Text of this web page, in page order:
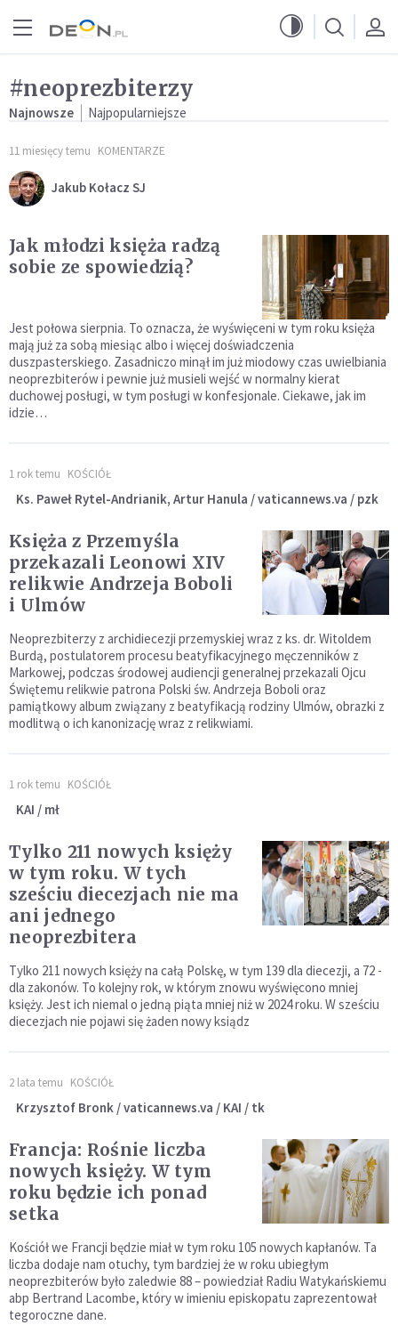
#neoprezbiterzy
Najnowsze Najpopularniejsze
11 miesięcy temu KOMENTARZE
Jakub Kołacz SJ
Jak młodzi księża radzą
sobie ze spowiedzią?
Jest połowa sierpnia. To oznacza, że wyświęceni w tym roku księża
mają już za sobą miesiąc albo i więcej doświadczenia
duszpasterskiego. Zasadniczo minął im już miodowy czas uwielbiania
neoprezbiterów i pewnie już musieli wejść w normalny kierat
duchowej posługi, w tym posługi w konfesjonale. Ciekawe, jak im
idzie…
1 rok temu KOŚCIÓŁ
Ks. Paweł Rytel-Andrianik, Artur Hanula / vaticannews.va / pzk
Księża z Przemyśla
przekazali Leonowi XIV
relikwie Andrzeja Boboli
i Ulmów
Neoprezbiterzy z archidiecezji przemyskiej wraz z ks. dr. Witoldem
Burdą, postulatorem procesu beatyfikacyjnego męczenników z
Markowej, podczas środowej audiencji generalnej przekazali Ojcu
Świętemu relikwie patrona Polski św. Andrzeja Boboli oraz
pamiątkowy album związany z beatyfikacją rodziny Ulmów, obrazki z
modlitwą o ich kanonizację wraz z relikwiami.
1 rok temu KOŚCIÓŁ
KAI / mł
Tylko 211 nowych księży
w tym roku. W tych
sześciu diecezjach nie ma
ani jednego
neoprezbitera
Tylko 211 nowych księży na całą Polskę, w tym 139 dla diecezji, a 72 -
dla zakonów. To kolejny rok, w którym znowu wyświęcono mniej
księży. Jest ich niemal o jedną piąta mniej niż w 2024 roku. W sześciu
diecezjach nie pojawi się żaden nowy ksiądz
2 lata temu KOŚCIÓŁ
Krzysztof Bronk / vaticannews.va / KAI / tk
Francja: Rośnie liczba
nowych księży. W tym
roku będzie ich ponad
setka
Kościół we Francji będzie miał w tym roku 105 nowych kapłanów. Ta
liczba dodaje nam otuchy, tym bardziej że w roku ubiegłym
neoprezbiterów było zaledwie 88 – powiedział Radiu Watykańskiemu
abp Bertrand Lacombe, który w imieniu episkopatu zaprezentował
tegoroczne dane.